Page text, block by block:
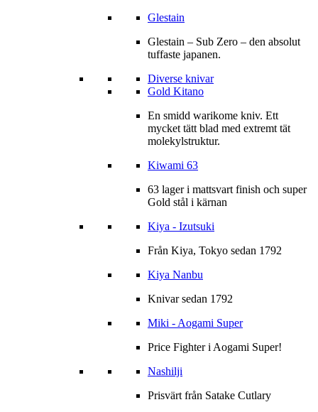
Glestain
Glestain – Sub Zero – den absolut
tuffaste japanen.
Diverse knivar
Gold Kitano
En smidd warikome kniv. Ett
mycket tätt blad med extremt tät
molekylstruktur.
Kiwami 63
63 lager i mattsvart finish och super
Gold stål i kärnan
Kiya - Izutsuki
Från Kiya, Tokyo sedan 1792
Kiya Nanbu
Knivar sedan 1792
Miki - Aogami Super
Price Fighter i Aogami Super!
Nashilji
Prisvärt från Satake Cutlary